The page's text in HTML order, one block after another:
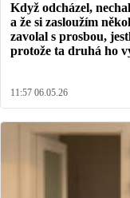
Když odcházel,
a že si zasloužím
zavolal s prosbou,
protože ta druhá ho
11:57 06.05.26